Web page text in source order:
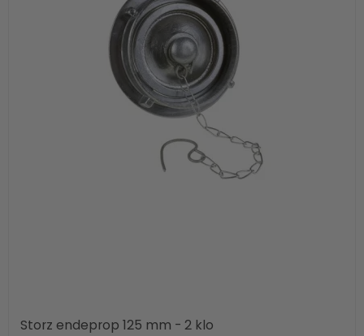
Storz endeprop 125 mm - 2 klo